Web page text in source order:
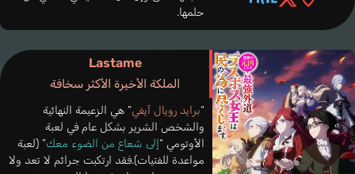
حلمها.
Lastame
الملكة الأخيرة الأكثر سخافة
“برايد رويال آيفي” هي الزعيمة النهائية
والشخص الشرير بشكل عام في لعبة
الأوتومي “إلى شعاع من الضوء معك” (لعبة
مواعدة للفتيات).فقد ارتكبت جرائم لا تعد ولا